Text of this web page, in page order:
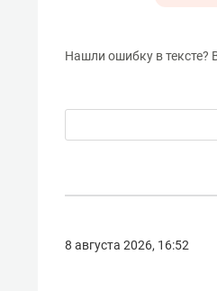
Нашли ошибку в тексте?
8 августа 2026, 16:52